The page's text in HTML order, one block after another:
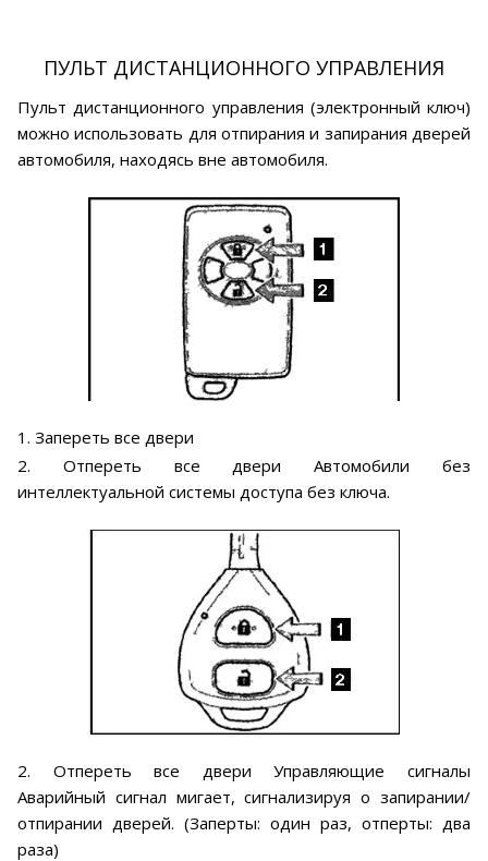
ПУЛЬТ ДИСТАНЦИОННОГО УПРАВЛЕНИЯ
Пульт дистанционного управления (электронный ключ)
можно использовать для отпирания и запирания дверей
автомобиля, находясь вне автомобиля.
1. Запереть все двери
2. Отпереть все двери Автомобили без
интеллектуальной системы доступа без ключа.
2. Отпереть все двери Управляющие сигналы
Аварийный сигнал мигает, сигнализируя о запирании/
отпирании дверей. (Заперты: один раз, отперты: два
раза)